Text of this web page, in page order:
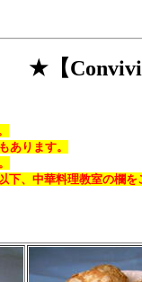
★【
あります。
、中華料理教室の欄を